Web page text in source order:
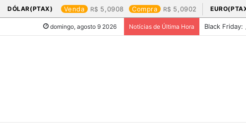
DÓLAR(PTAX) Venda 5,0908 Compra 5,0902
domingo, agosto 9 2026 Notícias de Última Hora Black Friday: